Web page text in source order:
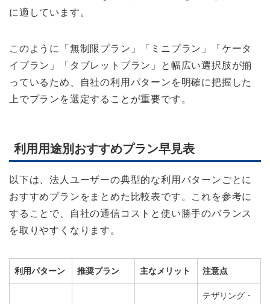
に適しています。
このように「無制限プラン」「ミニプラン」「ケータ
イプラン」「タブレットプラン」と幅広い選択肢が揃
っているため、自社の利用パターンを明確に把握した
上でプランを選定することが重要です。
利用用途別おすすめプラン早見表
以下は、法人ユーザーの典型的な利用パターンごとに
おすすめプランをまとめた比較表です。これを参考に
することで、自社の通信コストと使い勝手のバランス
を取りやすくなります。
利用パターン 推奨プラン 主なメリット 注意点
テザリング・